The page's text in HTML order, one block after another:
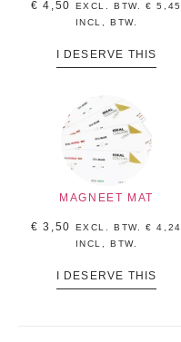
€ 4,50 EXCL. BTW.€ 5,45
INCL, BTW.
I DESERVE THIS
MAGNEET MAT
€ 3,50 EXCL. BTW.€ 4,24
INCL, BTW.
I DESERVE THIS